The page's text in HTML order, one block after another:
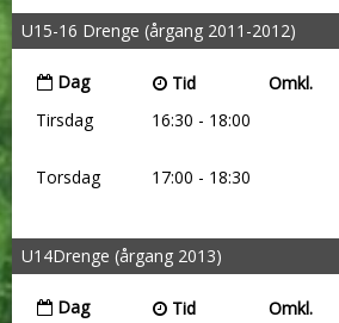
U15-16 Drenge (årgang 2011-2012)
Dag Tid Omkl.
Tirsdag
16:30 - 18:00
Torsdag
17:00 - 18:30
U14Drenge (årgang 2013)
Dag Tid Omkl.